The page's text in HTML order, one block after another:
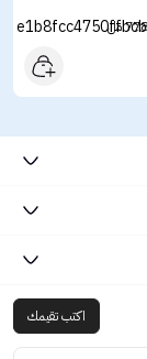
اكتب تقيمك